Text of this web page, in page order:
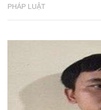
PHÁP LUẬT